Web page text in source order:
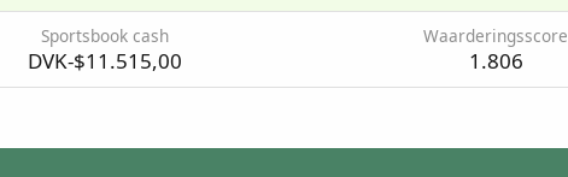
Sportsbook cash
DVK-$11.515,00
Waarderingsscore
1.806